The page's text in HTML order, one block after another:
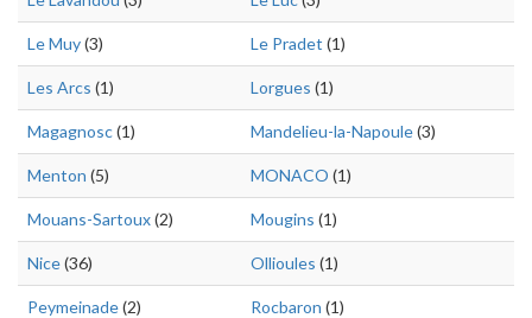
Le Muy(3) Le Pradet (1)
Les Arcs (1) Lorgues (1)
Magagnosc(1) Mandelieu-la-Napoule(3)
Menton (5) MONACO (1)
Mouans-Sartoux(2) Mougins (1)
Nice(36) Ollioules (1)
Peymeinade(2) Rocbaron (1)